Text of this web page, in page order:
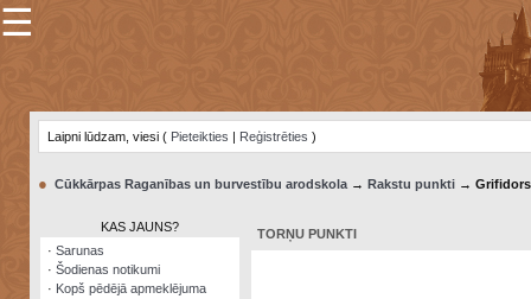
×
Šodienas
notikumi
☰
Laipni lūdzam, viesi ( Pieteikties | Reģistrēties )
● Cūkkārpas Raganības un burvestību arodskola→ Rakstu punkti→ Grifidors
KAS JAUNS?
· Sarunas
· Šodienas notikumi
· Kopš pēdējā apmeklējuma
TORŅU PUNKTI